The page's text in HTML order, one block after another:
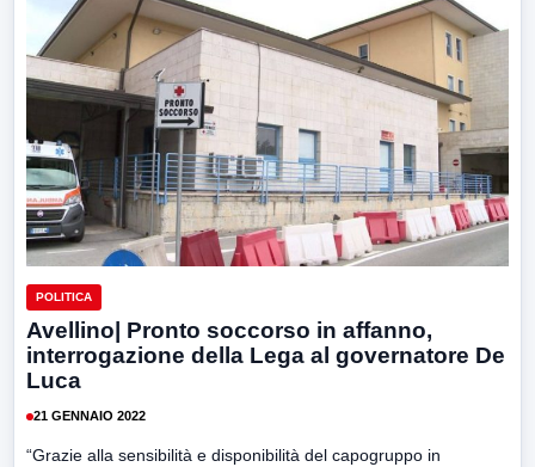
POLITICA
Avellino| Pronto soccorso in affanno,
interrogazione della Lega al governatore De
Luca
21 GENNAIO 2022
“Grazie alla sensibilità e disponibilità del capogruppo in